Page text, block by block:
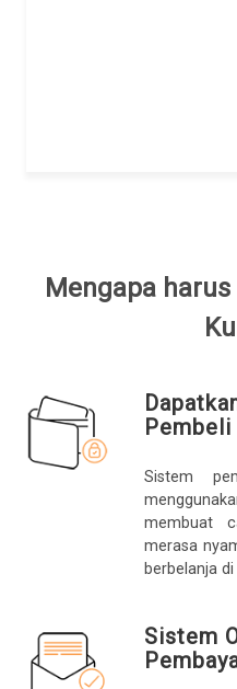
Mengapa
Pembeli
Sistem
membuat
merasa
berbelanja
Sistem